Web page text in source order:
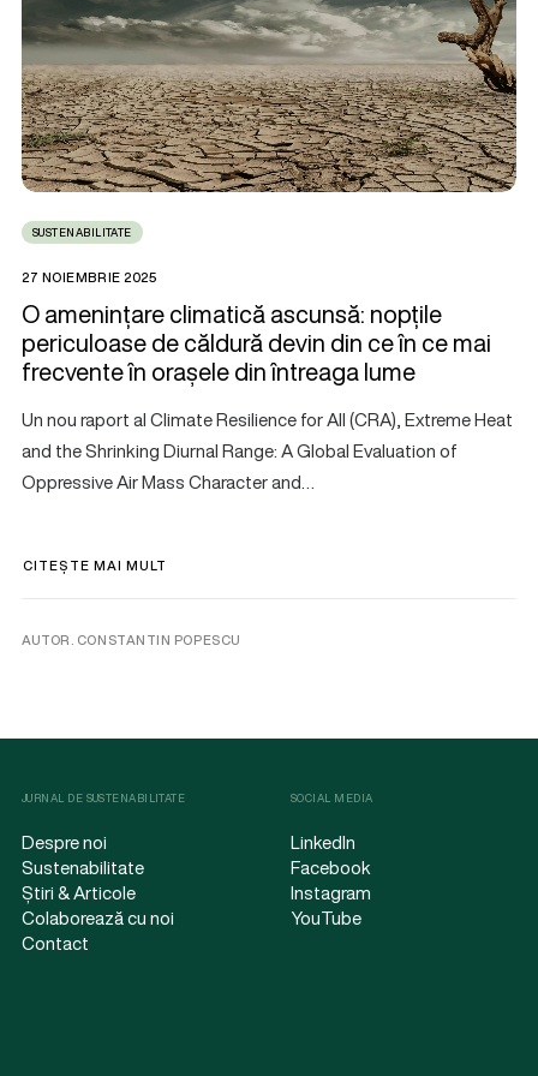
SUSTENABILITATE
27 NOIEMBRIE 2025
O amenințare climatică ascunsă: nopțile
periculoase de căldură devin din ce în ce mai
frecvente în orașele din întreaga lume
Un nou raport al Climate Resilience for All (CRA), Extreme Heat
and the Shrinking Diurnal Range: A Global Evaluation of
Oppressive Air Mass Character and…
CITEȘTE MAI MULT
AUTOR. CONSTANTIN POPESCU
JURNAL DE SUSTENABILITATE
Despre noi
Sustenabilitate
Știri & Articole
Colaborează cu noi
Contact
SOCIAL MEDIA
LinkedIn
Facebook
Instagram
YouTube